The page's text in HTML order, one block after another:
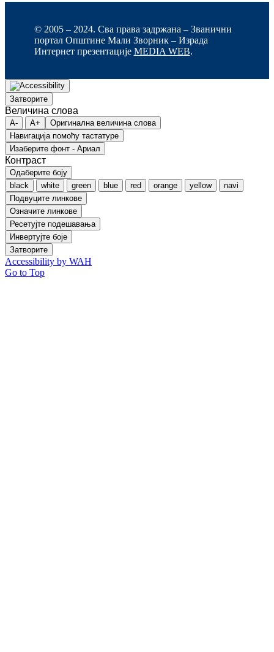
© 2005 – 2024. Сва права задржана – Званични
портал Општине Мали Зворник – Израда
Интернет презентације MEDIA WEB.
Затворите
Величина слова
A- A+
Оригинална величина слова
Навигација помоћу тастатуре
Изаберите фонт - Ариал
Контраст
Одаберите боју
black
white green blue red orange yellow
navi
Подвуците линкове
Означите линкове
Ресетујте подешавања
Инвертујте боје
Затворите
Accessibility by WAH
Go to Top